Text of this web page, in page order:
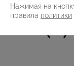
Нажимая на
правила политики